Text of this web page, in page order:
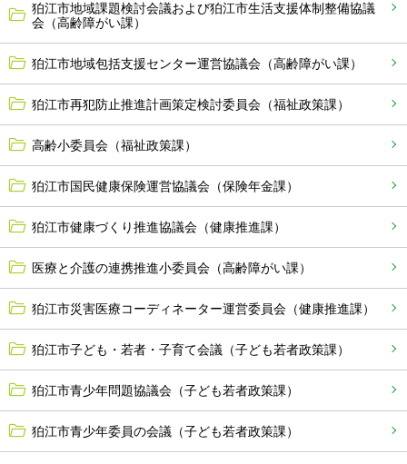
狛江市地域課題検討会議および狛江市生活支援体制整備協議
会（高齢障がい課）
狛江市地域包括支援センター運営協議会（高齢障がい課）
狛江市再犯防止推進計画策定検討委員会（福祉政策課）
高齢小委員会（福祉政策課）
狛江市国民健康保険運営協議会（保険年金課）
狛江市健康づくり推進協議会（健康推進課）
医療と介護の連携推進小委員会（高齢障がい課）
狛江市災害医療コーディネーター運営委員会（健康推進課）
狛江市子ども・若者・子育て会議（子ども若者政策課）
狛江市青少年問題協議会（子ども若者政策課）
狛江市青少年委員の会議（子ども若者政策課）